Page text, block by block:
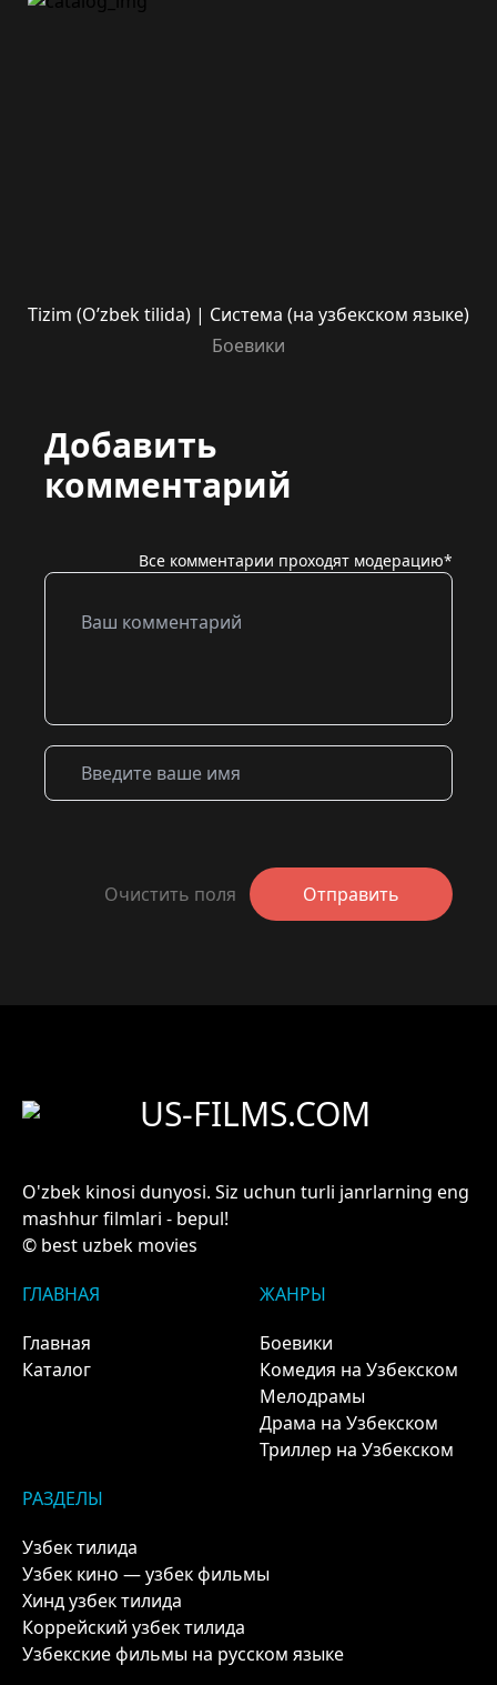
Tizim (O’zbek tilida) | Система (на узбекском языке)
Боевики
Добавить
комментарий
Все комментарии проходят модерацию*
Очистить поля Отправить
US-FILMS.COM
O'zbek kinosi dunyosi. Siz uchun turli janrlarning eng
mashhur filmlari - bepul!
© best uzbek movies
ГЛАВНАЯ
Главная
Каталог
ЖАНРЫ
Боевики
Комедия на Узбекском
Мелодрамы
Драма на Узбекском
Триллер на Узбекском
РАЗДЕЛЫ
Узбек тилида
Узбек кино — узбек фильмы
Хинд узбек тилида
Коррейский узбек тилида
Узбекские фильмы на русском языке